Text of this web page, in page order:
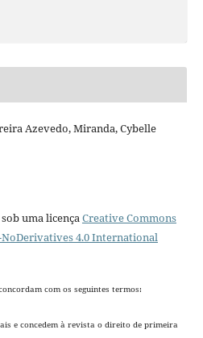
Azevedo, Miranda, Cybelle
uma licençaCreative Commons
4.0 International
com os seguintes termos:
e concedem à revista o direito de primeira